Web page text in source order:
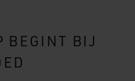
BEGINT BIJ